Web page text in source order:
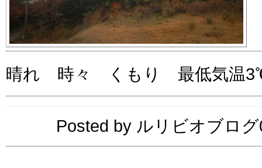
晴れ 時々 くもり 最低気温
Posted by ルリビオブロ